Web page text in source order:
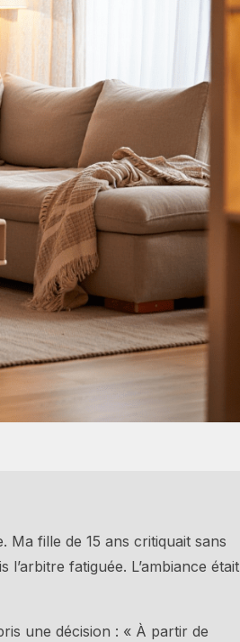
Ma fille de 15 ans critiquait sans
fatiguée. L’ambiance était
une décision : « À partir de